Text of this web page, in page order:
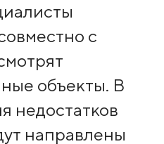
с
объекты. В
недостатков
направлены